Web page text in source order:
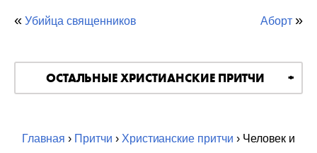
« Убийца священников Аборт »
ОСТАЛЬНЫЕ ХРИСТИАНСКИЕ ПРИТЧИ
Главная › Притчи › Христианские притчи › Человек и